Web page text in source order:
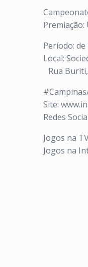
Premiação:
Período:
Local:
Rua
Site:
Redes
Jogos na
Jogos na